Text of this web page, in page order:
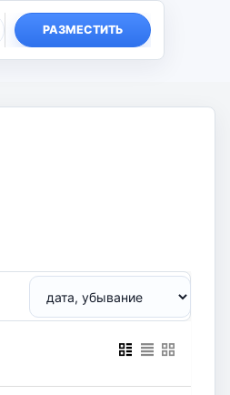
РАЗМЕСТИТЬ